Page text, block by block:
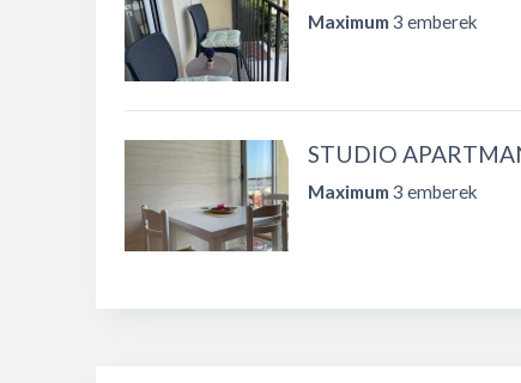
Maximum 3 emberek
STUDIO
Maximum 3 emberek